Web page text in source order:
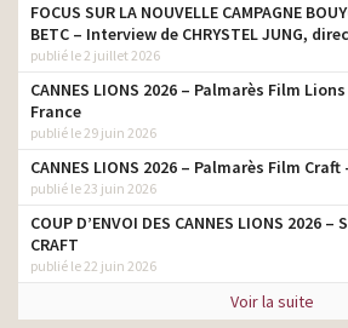
FOCUS SUR LA NOUVELLE CAMPAGNE
BETC – Interview de CHRYSTEL JUNG,
publié le 2 juillet 2026
CANNES LIONS 2026 – Palmarès Film
France
publié le 29 juin 2026
CANNES LIONS 2026 – Palmarès Film
publié le 23 juin 2026
COUP D’ENVOI DES CANNES LIONS 2026 –
CRAFT
publié le 22 juin 2026
Voir la suite